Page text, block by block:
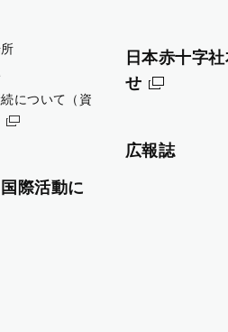
について（資
際活動に
日本赤十字
せ
広報誌